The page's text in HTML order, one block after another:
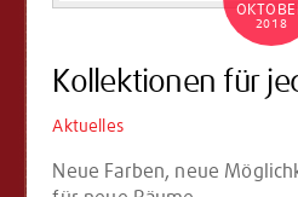
2018
Kollektionen für
Aktuelles
Neue Farben, neue